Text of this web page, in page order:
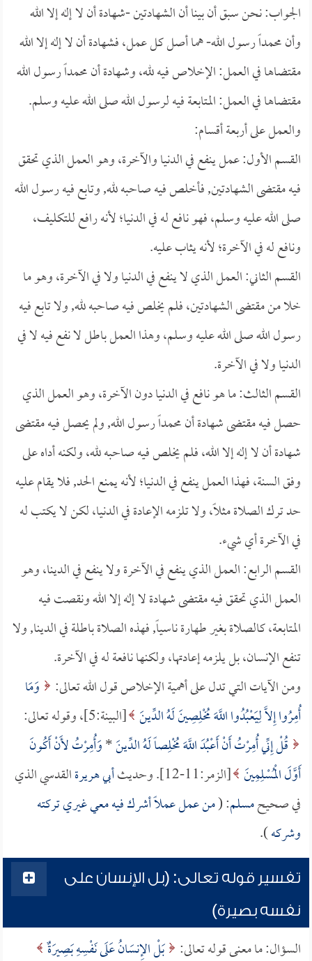
الجواب: نحن سبق أن بينا أن الشهادتين -شهادة أن لا إله إلا الله
وأن محمداً رسول الله- هما أصل كل عمل، فشهادة أن لا إله إلا الله
مقتضاها في العمل: الإخلاص فيه لله، وشهادة أن محمداً رسول الله
مقتضاها في العمل: المتابعة فيه لرسول الله صلى الله عليه وسلم.
والعمل على أربعة أقسام:
القسم الأول: عمل ينفع في الدنيا والآخرة، وهو العمل الذي تحقق
فيه مقتضى الشهادتين, فأخلص فيه صاحبه لله, وتابع فيه رسول الله
صلى الله عليه وسلم، فهو نافع له في الدنيا؛ لأنه رافع للتكليف،
ونافع له في الآخرة؛ لأنه يثاب عليه.
القسم الثاني: العمل الذي لا ينفع في الدنيا ولا في الآخرة، وهو ما
خلا من مقتضى الشهادتين، فلم يخلص فيه صاحبه لله, ولا تابع فيه
رسول الله صلى الله عليه وسلم، وهذا العمل باطل لا نفع فيه لا في
الدنيا ولا في الآخرة.
القسم الثالث: ما هو نافع في الدنيا دون الآخرة، وهو العمل الذي
حصل فيه مقتضى شهادة أن محمداً رسول الله, ولم يحصل فيه مقتضى
شهادة أن لا إله إلا الله، فلم يخلص فيه صاحبه لله، ولكنه أداه على
وفق السنة، فهذا العمل ينفع في الدنيا؛ لأنه يمنع الحد, فلا يقام عليه
حد ترك الصلاة مثلاً، ولا تلزمه الإعادة في الدنيا، لكن لا يكتب له
في الآخرة أي شيء.
القسم الرابع: العمل الذي ينفع في الآخرة ولا ينفع في الدينا، وهو
العمل الذي تحقق فيه مقتضى شهادة لا إله إلا الله ونقصت فيه
المتابعة، كالصلاة بغير طهارة ناسياً, فهذه الصلاة باطلة في الدينا, ولا
تنفع الإنسان، بل يلزمه إعادتها، ولكنها نافعة له في الآخرة.
ومن الآيات التي تدل على أهمية الإخلاص قول الله تعالى:
وَمَا
أُمِرُوا إِلاَّ لِيَعْبُدُوا اللَّهَ مُخْلِصِينَ لَهُ الدِّينَ [البينة:5]، وقوله تعالى:
قُلْ إِنِّي أُمِرْتُ أَنْ أَعْبُدَ اللَّهَ مُخْلِصاً لَهُ الدِّينَ*وَأُمِرْتُ لأَنْ أَكُونَ
أَوَّلَ الْمُسْلِمِينَ [الزمر:11-12]. وحديث أبي هريرةالقدسي الذي
في صحيحمسلم: (من عمل عملاً أشرك فيه معي غيري تركته
وشركه).
تفسير قوله تعالى: (بل الإنسان على
نفسه بصيرة)
السؤال: ما معنى قوله تعالى: بَلْ الإِنسَانُ عَلَى نَفْسِهِ بَصِيرَةٌ